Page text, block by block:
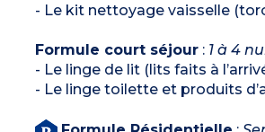
- Le kit nettoyage vaisselle
Formule court séjour: 1 à 4
- Le linge de lit (lits faits à
- Le linge toilette et produits